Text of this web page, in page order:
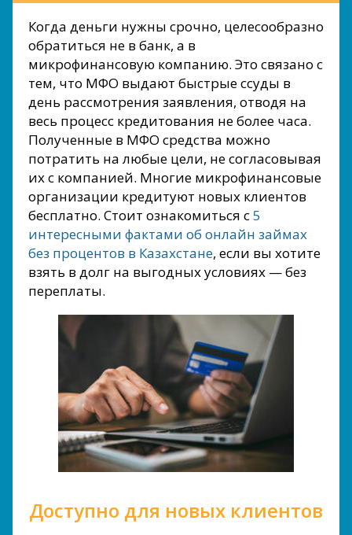
Когда деньги нужны срочно, целесообразно
обратиться не в банк, а в
микрофинансовую компанию. Это связано с
тем, что МФО выдают быстрые ссуды в
день рассмотрения заявления, отводя на
весь процесс кредитования не более часа.
Полученные в МФО средства можно
потратить на любые цели, не согласовывая
их с компанией. Многие микрофинансовые
организации кредитуют новых клиентов
бесплатно. Стоит ознакомиться с5
интересными фактами об онлайн займах
без процентов в Казахстане, если вы хотите
взять в долг на выгодных условиях — без
переплаты.
Доступно для новых клиентов